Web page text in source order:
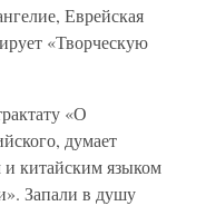
Еврейская
«Творческую
«О
думает
китайским языком
Запали в душу